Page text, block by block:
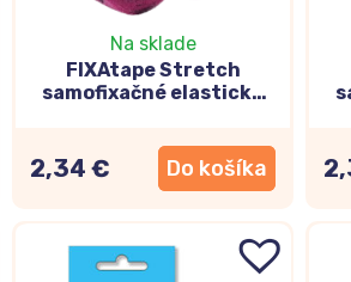
Na sklade
FIXAtape Stretch
samofixačné elastické
2,34 € Do košíka